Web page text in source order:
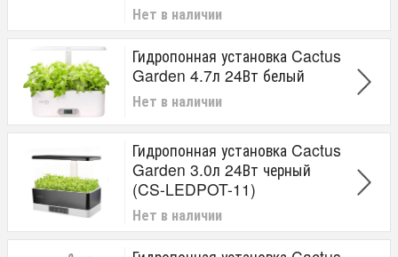
Нет в наличии
Гидропонная установка Cactus
Garden 4.7л 24Вт белый
Нет в наличии
Гидропонная установка Cactus
Garden 3.0л 24Вт черный
(CS-LEDPOT-11)
Нет в наличии